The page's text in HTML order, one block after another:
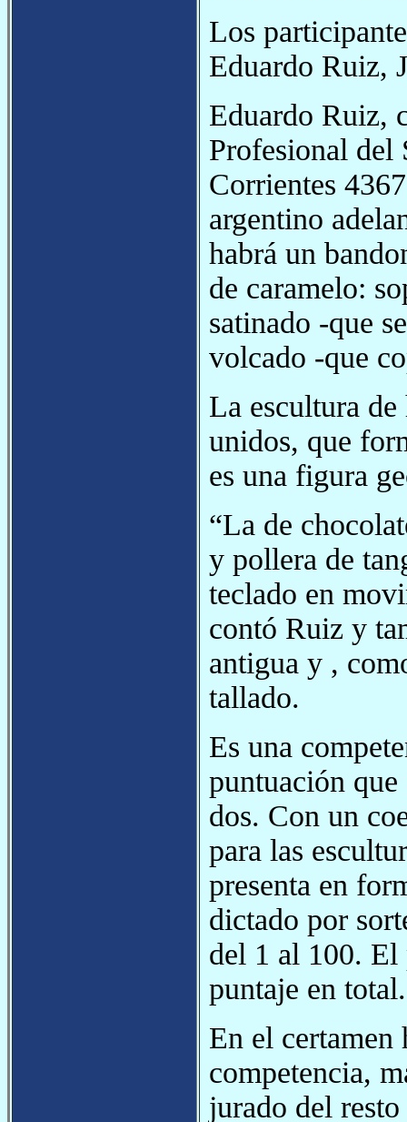
Los
Eduardo Ruiz,
Eduardo Ruiz,
Profesional del
Corrientes
argentino
habrá un
de caramelo:
satinado -que
volcado -que
La escultura de
unidos, que
es una figura
“La de
y pollera de
teclado en
contó Ruiz y
antigua y ,
tallado.
Es una
puntuación
dos. Con un
para las
presenta en
dictado por
del 1 al 100. El
puntaje en total.
En el certamen
competencia,
jurado del